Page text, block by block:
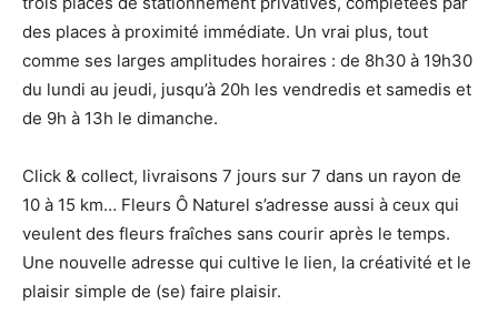
des places à proximité immédiate. Un vrai plus, tout
comme ses larges amplitudes horaires : de 8h30 à 19h30
du lundi au jeudi, jusqu’à 20h les vendredis et samedis et
de 9h à 13h le dimanche.
Click & collect, livraisons 7 jours sur 7 dans un rayon de
10 à 15 km… Fleurs Ô Naturel s’adresse aussi à ceux qui
veulent des fleurs fraîches sans courir après le temps.
Une nouvelle adresse qui cultive le lien, la créativité et le
plaisir simple de (se) faire plaisir.